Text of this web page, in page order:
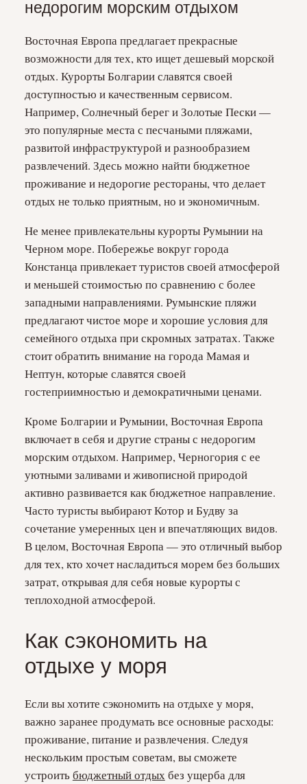
недорогим морским отдыхом
Восточная Европа предлагает прекрасные
возможности для тех, кто ищет дешевый морской
отдых. Курорты Болгарии славятся своей
доступностью и качественным сервисом.
Например, Солнечный берег и Золотые Пески —
это популярные места с песчаными пляжами,
развитой инфраструктурой и разнообразием
развлечений. Здесь можно найти бюджетное
проживание и недорогие рестораны, что делает
отдых не только приятным, но и экономичным.
Не менее привлекательны курорты Румынии на
Черном море. Побережье вокруг города
Констанца привлекает туристов своей атмосферой
и меньшей стоимостью по сравнению с более
западными направлениями. Румынские пляжи
предлагают чистое море и хорошие условия для
семейного отдыха при скромных затратах. Также
стоит обратить внимание на города Мамая и
Нептун, которые славятся своей
гостеприимностью и демократичными ценами.
Кроме Болгарии и Румынии, Восточная Европа
включает в себя и другие страны с недорогим
морским отдыхом. Например, Черногория с ее
уютными заливами и живописной природой
активно развивается как бюджетное направление.
Часто туристы выбирают Котор и Будву за
сочетание умеренных цен и впечатляющих видов.
В целом, Восточная Европа — это отличный выбор
для тех, кто хочет насладиться морем без больших
затрат, открывая для себя новые курорты с
теплоходной атмосферой.
Как сэкономить на
отдыхе у моря
Если вы хотите сэкономить на отдыхе у моря,
важно заранее продумать все основные расходы:
проживание, питание и развлечения. Следуя
нескольким простым советам, вы сможете
устроитьбюджетный отдыхбез ущерба для